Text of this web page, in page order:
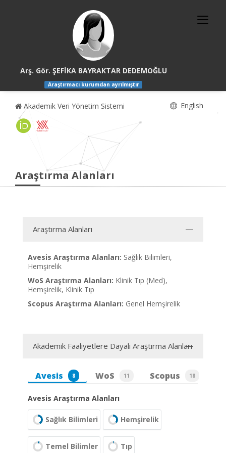
Arş. Gör. ŞEFİKA BAYRAKTAR DEDEMOĞLU
Araştırmacı kurumdan ayrılmıştır
Akademik Veri Yönetim Sistemi English
Araştırma Alanları
Araştırma Alanları
Avesis Araştırma Alanları: Sağlık Bilimleri,
Hemşirelik
WoS Araştırma Alanları: Klinik Tıp (Med),
Hemşirelik, Klinik Tıp
Scopus Araştırma Alanları: Genel Hemşirelik
Akademik Faaliyetlere Dayalı Araştırma Alanları
Avesis 8 WoS 11 Scopus 18
Avesis Araştırma Alanları
Sağlık Bilimleri Hemşirelik
Temel Bilimler Tıp